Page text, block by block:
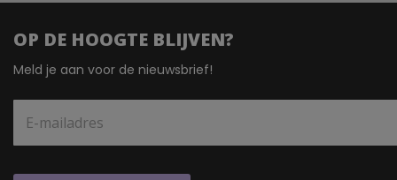
OP DE HOOGTE BLIJVEN?
Meld je aan voor de nieuwsbrief!